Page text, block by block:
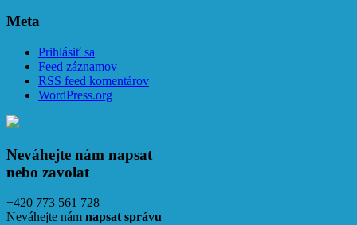
Meta
Prihlásiť sa
Feed záznamov
RSS feed komentárov
WordPress.org
Neváhejte nám napsat
nebo zavolat
+420 773 561 728
Neváhejte nám napsat správu